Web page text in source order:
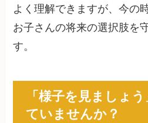
よく理解できますが、今の
お子さんの将来の選択肢を
す。
「様子を見ましょ
ていませんか？